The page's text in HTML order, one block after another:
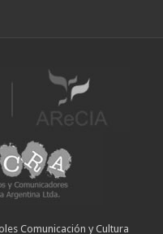
Comunicación y Cultura